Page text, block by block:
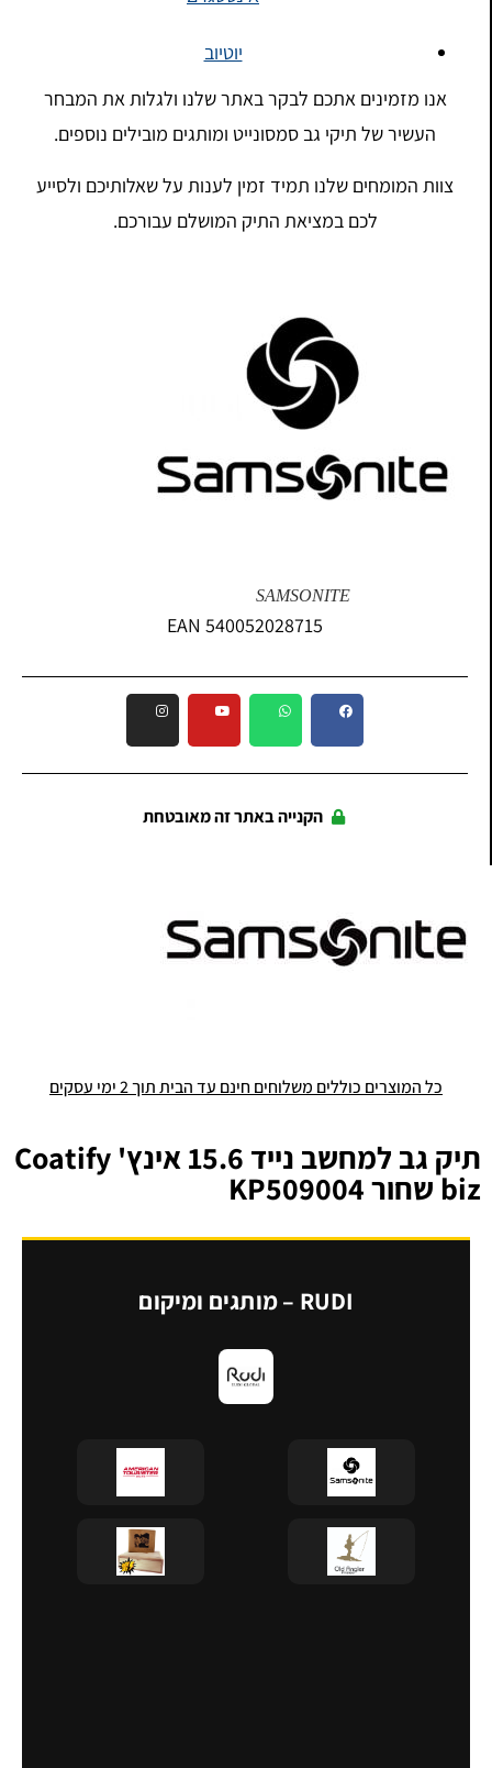
יוטיוב
אנו מזמינים אתכם לבקר באתר שלנו ולגלות את המבחר
העשיר של תיקי גב סמסונייט ומותגים מובילים נוספים.
צוות המומחים שלנו תמיד זמין לענות על שאלותיכם ולסייע
לכם במציאת התיק המושלם עבורכם.
SAMSONITE
EAN 540052028715
הקנייה באתר זה מאובטחת
כל המוצרים כוללים משלוחים חינם עד הבית תוך 2 ימי עסקים
תיק גב למחשב נייד 15.6 אינץ' Coatify
biz שחור KP509004
RUDI – מותגים ומיקום